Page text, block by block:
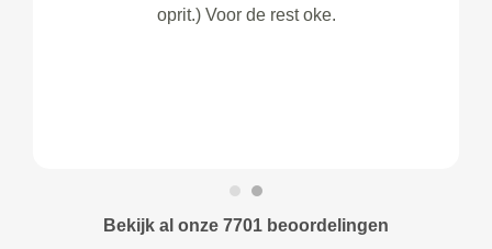
oprit.) Voor de rest oke.
Bekijk al onze 7701 beoordelingen